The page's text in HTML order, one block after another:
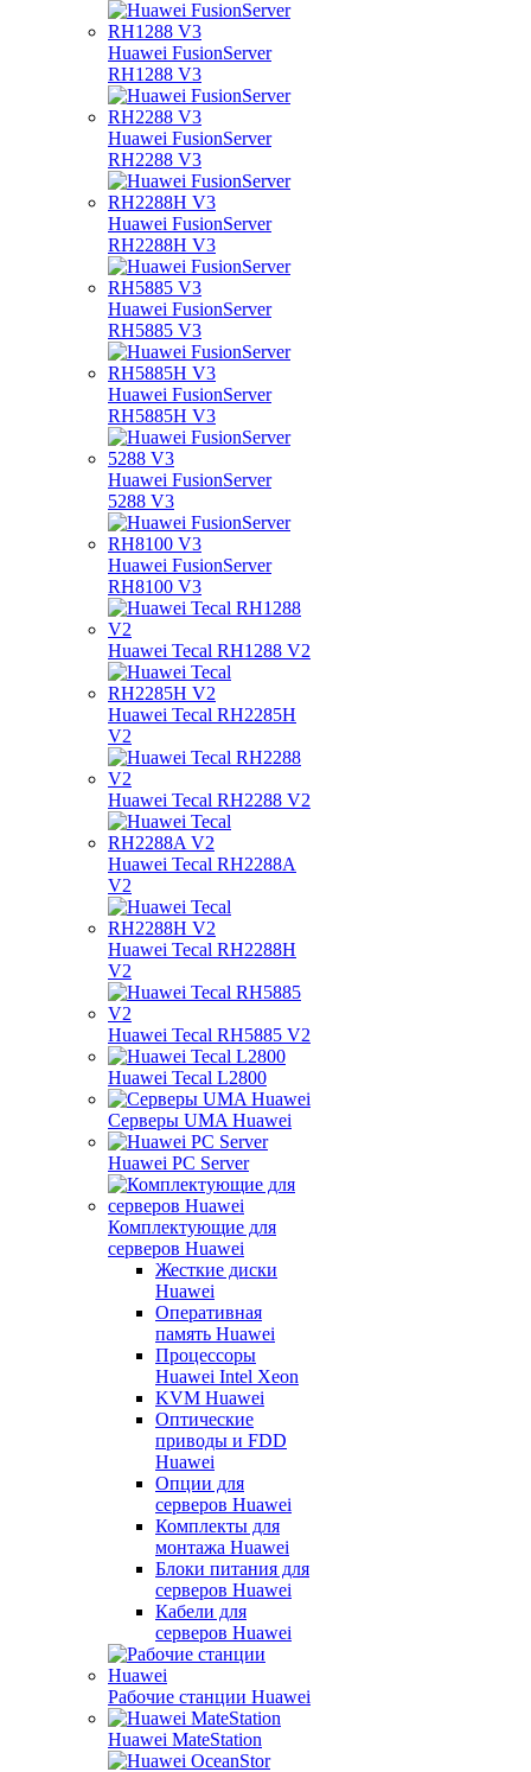
Huawei FusionServer
RH1288 V3
Huawei FusionServer
RH2288 V3
Huawei FusionServer
RH2288H V3
Huawei FusionServer
RH5885 V3
Huawei FusionServer
RH5885H V3
Huawei FusionServer
5288 V3
Huawei FusionServer
RH8100 V3
Huawei Tecal RH1288 V2
Huawei Tecal RH2285H
V2
Huawei Tecal RH2288 V2
Huawei Tecal RH2288A
V2
Huawei Tecal RH2288H
V2
Huawei Tecal RH5885 V2
Huawei Tecal L2800
Серверы UMA Huawei
Huawei PC Server
Комплектующие для
серверов Huawei
Жесткие диски
Huawei
Оперативная
память Huawei
Процессоры
Huawei Intel Xeon
KVM Huawei
Оптические
приводы и FDD
Huawei
Опции для
серверов Huawei
Комплекты для
монтажа Huawei
Блоки питания для
серверов Huawei
Кабели для
серверов Huawei
Рабочие станции Huawei
Huawei MateStation